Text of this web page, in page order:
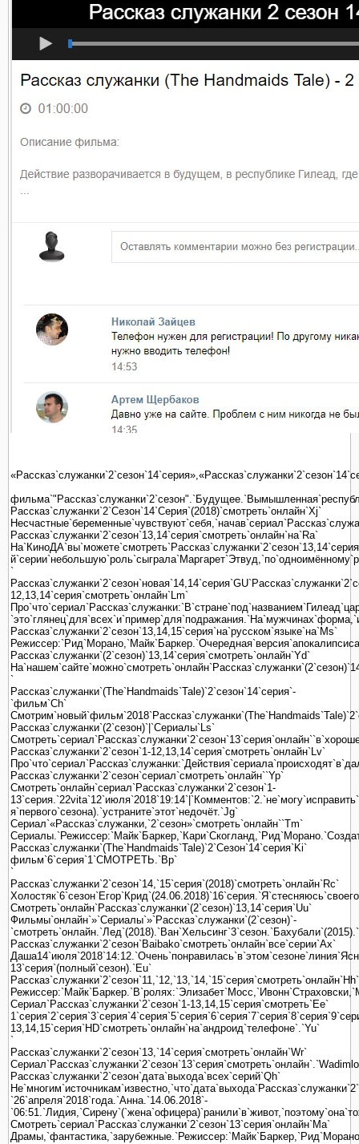
Рассказ`служанки`2`Сезон`14`Серия`(2018)`смотреть`онлайн`Xj`
Рассказ`служанки`2`сезон`13,14`серия`смотреть`онлайн`на`Ra`
`
12,13,14`серия`смотреть`онлайн`Lm`
Рассказ`служанки`2`сезон`13,14,15`серия`на`русском`языке`на`Ms`
Рассказ`служанки`(2`сезон)`13,14`серия`смотреть`онлайн`Yd`
`
Рассказ`служанки`(The`Handmaids`Tale)`2`сезон`14`серия`-
`фильм`Ch`
Рассказ`служанки`(2`сезон)`|`Сериалы`Ls`
Рассказ`служанки`2`сезон`1-12,13,14`серия`смотреть`онлайн`Lv`
Рассказ`служанки`2`сезон`сериал`смотреть`онлайн``Yp`
Смотреть`онлайн`сериал`Рассказ`служанки`2`сезон`1-
я`первого`сезона).`устраните`этот`недочёт.`Jg`
Сериал`«Рассказ`служанки,`2`сезон»`смотреть`онлайн``Tm`
Рассказ`служанки`(The`Handmaids`Tale)`2`Сезон`14`серия`Ki`
фильм`6`серия`1`СМОТРЕТЬ.`Bp`
`
Рассказ`служанки`2`сезон`14,`15`серия`(2018)`смотреть`онлайн`Rc`
Смотреть`онлайн`Рассказ`служанки`(2`сезон)`13,14`серия`Uu`
Фильмы`онлайн`»`Сериалы`»`Рассказ`служанки`(2`сезон)`-
Рассказ`служанки`2`сезон`Baibako`смотреть`онлайн`все`серии`Ax`
13`серия`(полный`сезон).`Eu`
Рассказ`служанки`2`сезон`11,`12,`13,`14,`15`серия`смотреть`онлайн`Hh`
Сериал`Рассказ`служанки`2`сезон`1-13,14,15`серия`смотреть`Ee`
13,14,15`серия`HD`смотреть`онлайн`на`андроид`телефоне`.`Yu`
`
Рассказ`служанки`2`сезон`13,`14`серия`смотреть`онлайн`Wr`
Рассказ`служанки`2`сезон`дата`выхода`всех`серий`Qh`
`26`апреля`2018`года.`Анна.`14.06.2018`-
Смотреть`сериал`Рассказ`служанки`2`сезон`13`серия`онлайн`Ma`